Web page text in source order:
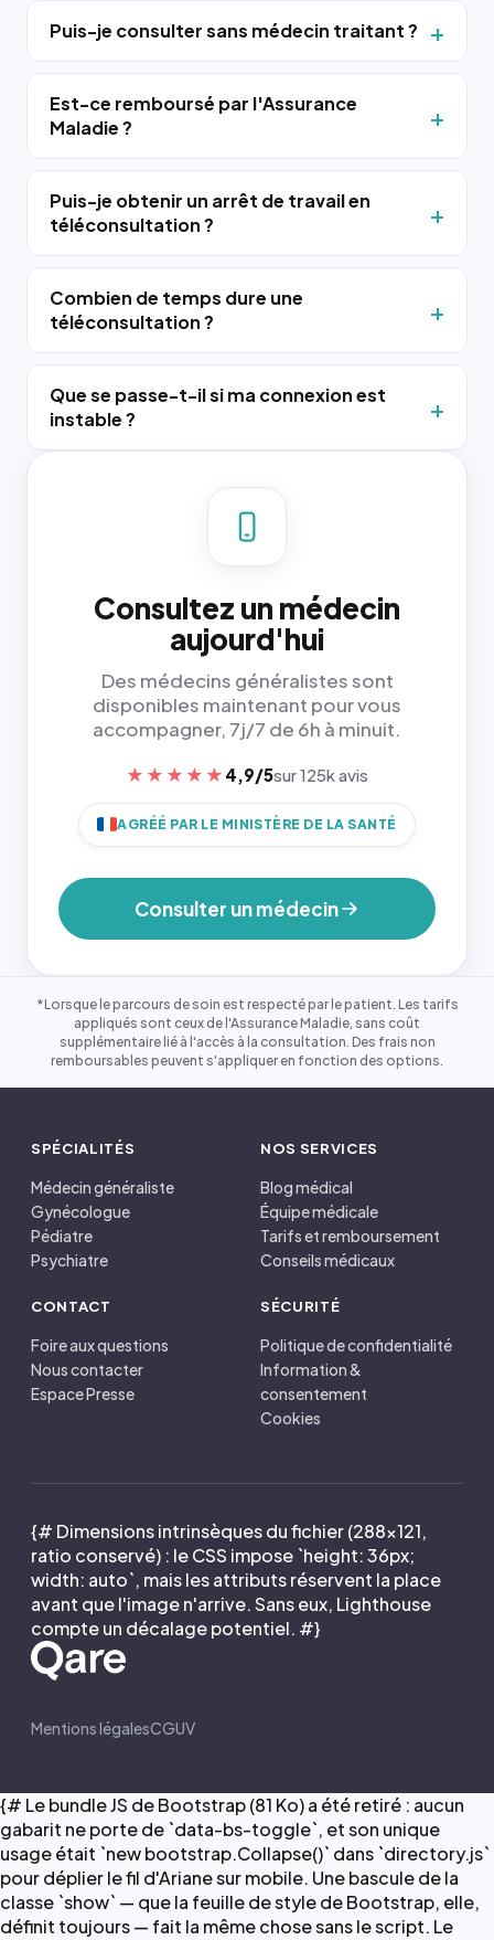
Puis-je consulter sans médecin traitant ?
Est-ce remboursé par l'Assurance
Maladie ?
Puis-je obtenir un arrêt de travail en
téléconsultation ?
Combien de temps dure une
téléconsultation ?
Que se passe-t-il si ma connexion est
instable ?
Consultez un médecin
aujourd'hui
Des médecins généralistes sont
disponibles maintenant pour vous
accompagner, 7j/7 de 6h à minuit.
★★★★★ 4,9/5sur 125k avis
AGRÉÉ PAR LE MINISTÈRE DE LA SANTÉ
Consulter un médecin
*Lorsque le parcours de soin est respecté par le patient. Les tarifs
appliqués sont ceux de l'Assurance Maladie, sans coût
supplémentaire lié à l'accès à la consultation. Des frais non
remboursables peuvent s'appliquer en fonction des options.
SPÉCIALITÉS
Médecin généraliste
Gynécologue
Pédiatre
Psychiatre
NOS SERVICES
Blog médical
Équipe médicale
Tarifs et remboursement
Conseils médicaux
CONTACT
Foire aux questions
Nous contacter
Espace Presse
SÉCURITÉ
Politique de confidentialité
Information &
consentement
Cookies
{# Dimensions intrinsèques du fichier (288×121,
ratio conservé) : le CSS impose `height: 36px;
width: auto`, mais les attributs réservent la place
avant que l'image n'arrive. Sans eux, Lighthouse
compte un décalage potentiel. #}
Mentions légalesCGUV
{# Le bundle JS de Bootstrap (81 Ko) a été retiré : aucun
gabarit ne porte de `data-bs-toggle`, et son unique
usage était `new bootstrap.Collapse()` dans `directory.js`
pour déplier le fil d'Ariane sur mobile. Une bascule de la
classe `show` — que la feuille de style de Bootstrap, elle,
définit toujours — fait la même chose sans le script. Le